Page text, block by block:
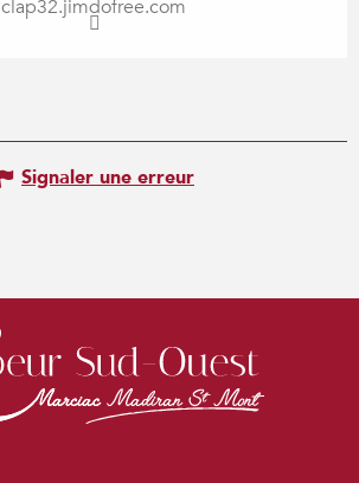
clap32.jimdofree.com
Signaler une erreur